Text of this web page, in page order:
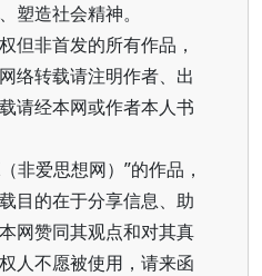
塑造社会精神。
但非首发的所有作品，
络转载请注明作者、出
请经本网或作者本人书
非爱思想网）”的作品，
目的在于分享信息、助
网赞同其观点和对其真
人不愿被使用，请来函